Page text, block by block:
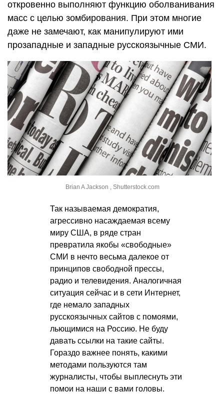
откровенно выполняют функцию оболванивания
масс с целью зомбирования. При этом многие
даже не замечают, как манипулируют ими
прозападные и западные русскоязычные СМИ.
Brian A Jackson , Shutterstock.com
Так называемая демократия,
агрессивно насаждаемая всему
миру США, в ряде стран
превратила якобы «свободные»
СМИ в нечто весьма далекое от
принципов свободной прессы,
радио и телевидения. Аналогичная
ситуация сейчас и в сети Интернет,
где немало западных
русскоязычных сайтов с помоями,
льющимися на Россию. Не буду
давать ссылки на такие сайты.
Гораздо важнее понять, какими
методами пользуются там
журналисты, чтобы выплеснуть эти
помои на наши с вами головы.